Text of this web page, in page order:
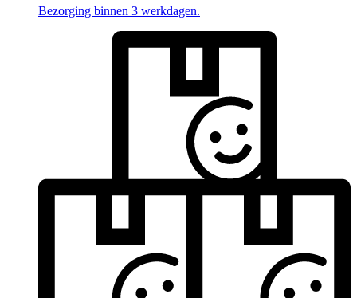
Bezorging binnen 3 werkdagen.